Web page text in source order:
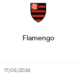
Flamengo
17/05/2026